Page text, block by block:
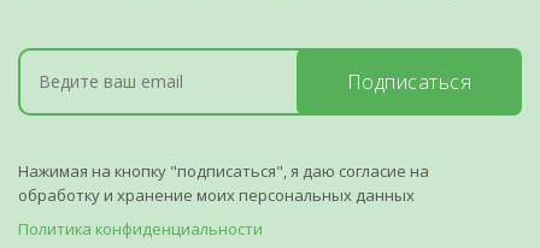
Подписаться
Нажимая на кнопку "подписаться", я даю согласие на
обработку и хранение моих персональных данных
Политика конфиденциальности